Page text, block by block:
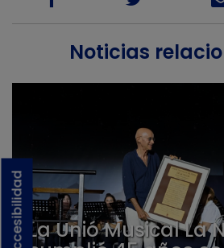
Noticias
La Unió Musical La